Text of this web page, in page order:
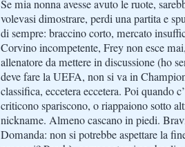
Se mia nonna avesse avuto le ruote,
volevasi dimostrare, perdi una partita e
di sempre: braccino corto, mercato
Corvino incompetente, Frey non esce
allenatore da mettere in discussione (ho
deve fare la UEFA, non si va in
classifica, eccetera eccetera. Poi quando
criticono spariscono, o riappaiono sotto
nickname. Almeno cascano in piedi.
Domanda: non si potrebbe aspettare la